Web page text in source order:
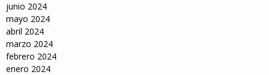
junio 2024
mayo 2024
abril 2024
marzo 2024
febrero 2024
enero 2024